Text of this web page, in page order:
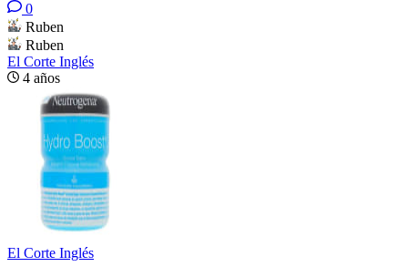
0
Ruben
Ruben
El Corte Inglés
4 años
El Corte Inglés